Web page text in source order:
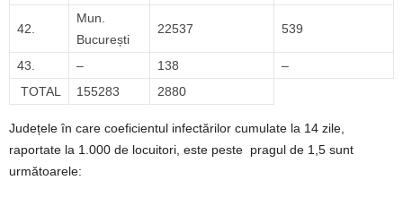
42.
Mun.
București
22537 539
43. – 138
–
TOTAL
155283 2880
Județele în care coeficientul infectărilor cumulate la 14 zile,
raportate la 1.000 de locuitori, este peste pragul de 1,5 sunt
următoarele: